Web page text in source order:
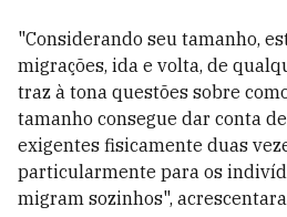
"Considerando seu tamanho,
migrações, ida e volta, de
traz à tona questões sobre
tamanho consegue dar conta
exigentes fisicamente duas
particularmente para os
migram sozinhos",